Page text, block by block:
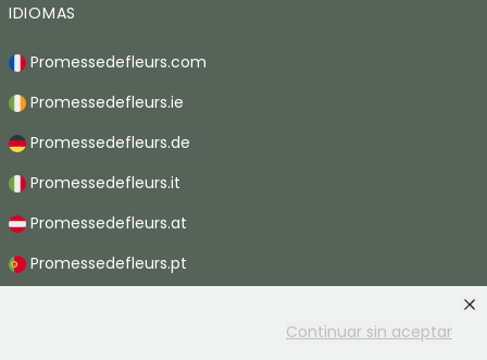
Continuar sin aceptar
IDIOMAS
Promessedefleurs.com
Promessedefleurs.ie
Promessedefleurs.de
Promessedefleurs.it
Promessedefleurs.at
Promessedefleurs.pt